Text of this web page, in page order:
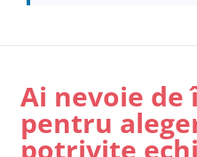
Ai nevoie
pentru
potrivite